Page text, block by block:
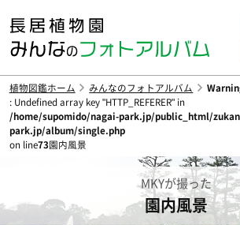
植物図鑑ホーム みんなのフォトアルバム
: Undefined array key "HTTP_REFERER" in
/home/supomido/nagai-park.jp/public_html/
park.jp/album/single.php
on line73園内風景
MKYが撮った
園内風景